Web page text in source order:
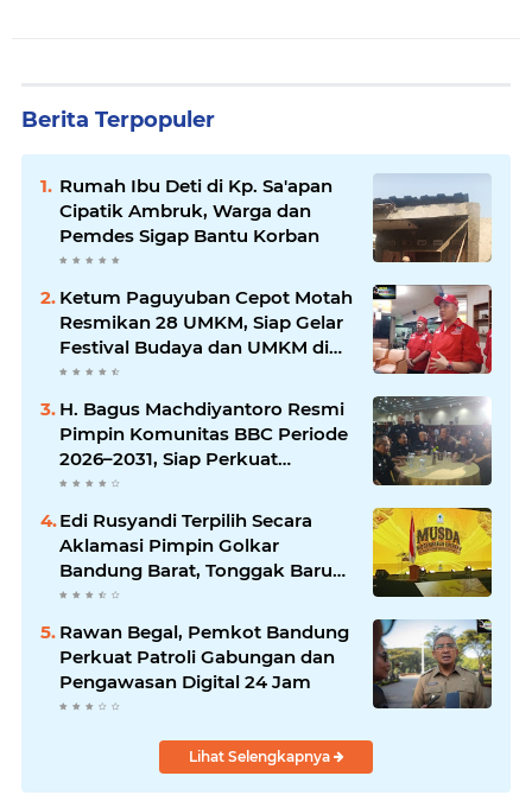
Berita Terpopuler
Rumah Ibu Deti di Kp. Sa'apan
Cipatik Ambruk, Warga dan
Pemdes Sigap Bantu Korban
Ketum Paguyuban Cepot Motah
Resmikan 28 UMKM, Siap Gelar
Festival Budaya dan UMKM di
Jalan Braga
H. Bagus Machdiyantoro Resmi
Pimpin Komunitas BBC Periode
2026–2031, Siap Perkuat
Solidaritas dan Hadirkan
Program Nyata untuk
Masyarakat
Edi Rusyandi Terpilih Secara
Aklamasi Pimpin Golkar
Bandung Barat, Tonggak Baru
Kepemimpinan Harmonis
"Turun Ranjang"
Rawan Begal, Pemkot Bandung
Perkuat Patroli Gabungan dan
Pengawasan Digital 24 Jam
Lihat Selengkapnya